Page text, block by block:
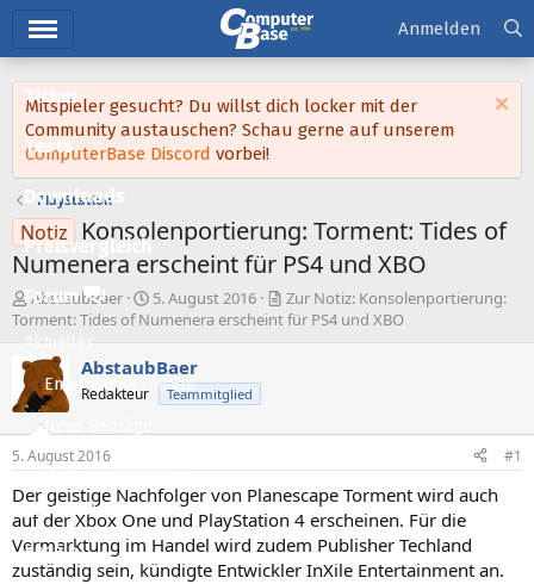
Ticker
Tests
Downloads
Preisvergleich
Forum
Aktuelles
Empfohlene Inhalte
Neue Beiträge
Neueste Aktivitäten
Leserartikel
Regeln
Anmelden
Mitspieler gesucht? Du willst dich locker mit der
Community austauschen? Schau gerne auf unserem
ComputerBase Discord vorbei!
PlayStation
Notiz
Konsolenportierung: Torment: Tides of
Numenera erscheint für PS4 und XBO
E
r
t
e
l
e
r
AbstaubBaer
E
r
t
e
a
m
5. August 2016
Zur Notiz: Konsolenportierung:
Torment: Tides of Numenera erscheint für PS4 und XBO
AbstaubBaer
Redakteur Teammitglied
5. August 2016 #1
Der geistige Nachfolger von Planescape Torment wird auch
auf der Xbox One und PlayStation 4 erscheinen. Für die
Vermarktung im Handel wird zudem Publisher Techland
zuständig sein, kündigte Entwickler InXile Entertainment an.